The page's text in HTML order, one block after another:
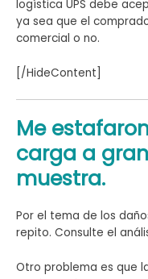
logística UPS debe
ya sea que el
comercial o no.
[/HideContent]
Me
carga a
muestra.
Por el tema de los
repito. Consulte el
Otro problema es que